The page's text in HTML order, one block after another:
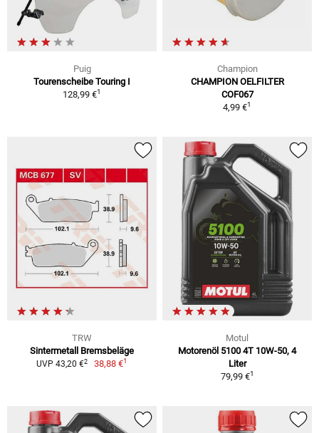
Puig
Tourenscheibe Touring I
128,99 €1
Champion
CHAMPION OELFILTER
COF067
4,99 €1
TRW
Sintermetall Bremsbeläge
UVP 43,20 €2 38,88 €1
Motul
Motorenöl 5100 4T 10W-50, 4
Liter
79,99 €1